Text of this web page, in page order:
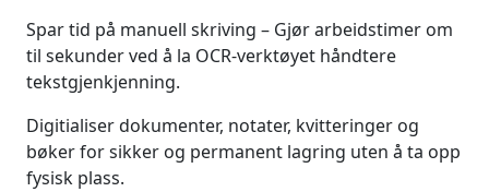
Spar tid på manuell skriving – Gjør arbeidstimer om
til sekunder ved å la OCR-verktøyet håndtere
tekstgjenkjenning.
Digitialiser dokumenter, notater, kvitteringer og
bøker for sikker og permanent lagring uten å ta opp
fysisk plass.